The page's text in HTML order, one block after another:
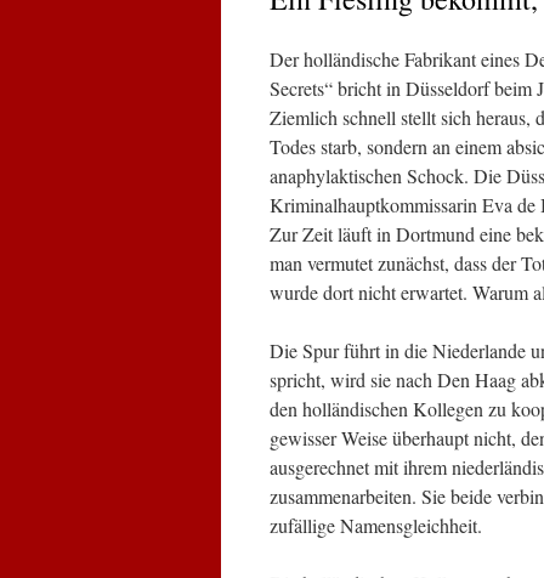
Der holländische Fabrikant eines
Secrets“ bricht in Düsseldorf beim
Ziemlich schnell stellt sich heraus,
Todes starb, sondern an einem
anaphylaktischen Schock. Die
Kriminalhauptkommissarin Eva de
Zur Zeit läuft in Dortmund eine
man vermutet zunächst, dass der
wurde dort nicht erwartet. Warum
Die Spur führt in die Niederlande
spricht, wird sie nach Den Haag
den holländischen Kollegen zu
gewisser Weise überhaupt nicht,
ausgerechnet mit ihrem
zusammenarbeiten. Sie beide
zufällige Namensgleichheit.